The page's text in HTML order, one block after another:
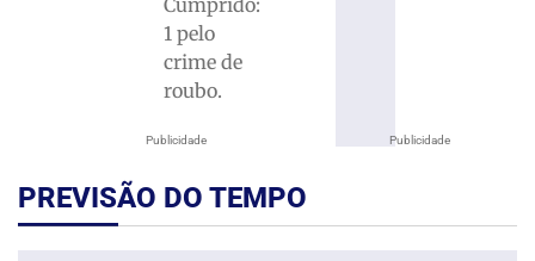
Publicidade
Cumprido:
1 pelo
crime de
roubo.
Publicidade
PREVISÃO DO TEMPO